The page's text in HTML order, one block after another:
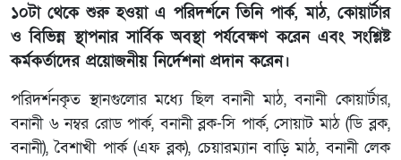
১০টা থেকে শুরু হওয়া এ পরিদর্শনে তিনি পার্ক, মাঠ, কোয়ার্টার
ও বিভিন্ন স্থাপনার সার্বিক অবস্থা পর্যবেক্ষণ করেন এবং সংশ্লিষ্ট
কর্মকর্তাদের প্রয়োজনীয় নির্দেশনা প্রদান করেন।
পরিদর্শনকৃত স্থানগুলোর মধ্যে ছিল বনানী মাঠ, বনানী কোয়ার্টার,
বনানী ৬ নম্বর রোড পার্ক, বনানী ব্লক-সি পার্ক, সোয়াট মাঠ (ডি ব্লক,
বনানী), বৈশাখী পার্ক (এফ ব্লক), চেয়ারম্যান বাড়ি মাঠ, বনানী লেক